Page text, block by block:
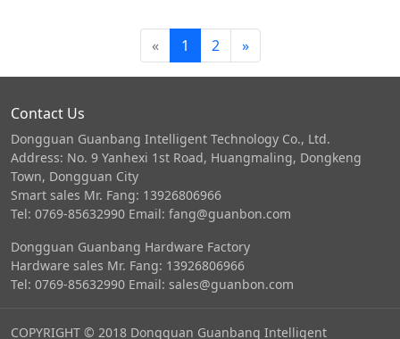
« 1 2 »
Contact Us
Dongguan Guanbang Intelligent Technology Co., Ltd.
Address: No. 9 Yanhexi 1st Road, Huangmaling, Dongkeng
Town, Dongguan City
Smart sales Mr. Fang: 13926806966
Tel: 0769-85632990 Email: fang@guanbon.com
Dongguan Guanbang Hardware Factory
Hardware sales Mr. Fang: 13926806966
Tel: 0769-85632990 Email: sales@guanbon.com
COPYRIGHT © 2018 Dongguan Guanbang Intelligent